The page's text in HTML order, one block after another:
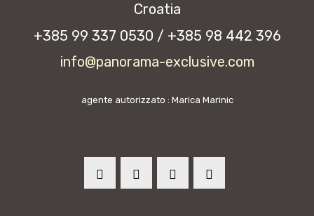
Croatia
+385 99 337 0530 / +385 98 442 396
info@panorama-exclusive.com
agente autorizzato : Marica Marinic